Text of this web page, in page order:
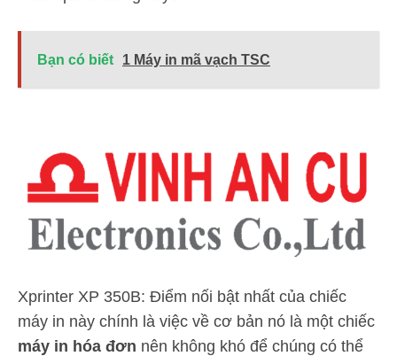
Bạn có biết 1 Máy in mã vạch TSC
Xprinter XP 350B: Điểm nối bật nhất của chiếc
máy in này chính là việc về cơ bản nó là một chiếc
máy in hóa đơn nên không khó để chúng có thể